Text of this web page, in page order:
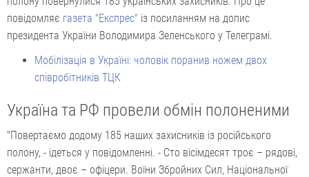
повідомляє газета "Експрес" із посиланням на допис
президента України Володимира Зеленського у Телеграмі.
Мобілізація в Україні: чоловік поранив ножем двох
співробітників ТЦК
Україна та РФ провели обмін полоненими
"Повертаємо додому 185 наших захисників із російського
полону, - ідеться у повідомленні. - Сто вісімдесят троє – рядові,
сержанти, двоє – офіцери. Воїни Збройних Сил, Національної